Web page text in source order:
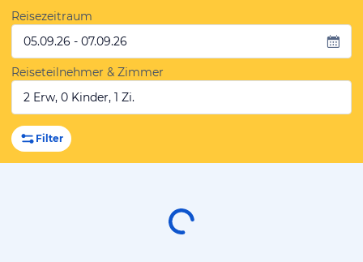
Reisezeitraum
05.09.26 - 07.09.26
Reiseteilnehmer & Zimmer
2 Erw, 0 Kinder, 1 Zi.
Filter